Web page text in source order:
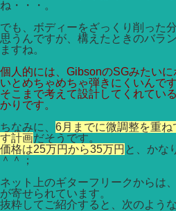
ね・・・。
でも、ボディーをざっくり削った
思うんですが、構えたときのバラ
ますね。
個人的には、GibsonのSGみたい
いとめちゃめちゃ弾きにくいんです
そこまで考えて設計してくれてい
かりです。
ちなみに、 6月までに微調整を重
す計画だそうです。
価格は25万円から35万円 と、かな
＾＾；
ネット上のギターフリークからは
が寄せられています。
抜粋してご紹介すると、次のような